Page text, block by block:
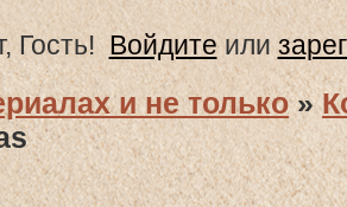
Гость! Войдитеили
и не только »